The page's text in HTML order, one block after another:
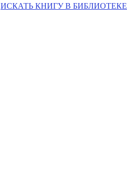
ИСКАТЬ КНИГУ В БИБЛИОТЕКЕ